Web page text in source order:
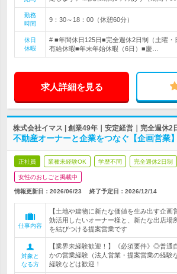
勤務
時間
9：30～18：00（休憩60分）
休日
休暇
# ■年間休日125日■完全週休2日制（土曜
有給休暇■年末年始休暇（6日）■慶…
求人詳細を見る
株式会社イマス | 創業49年｜安定経営｜完全週休2
不動産オーナーと企業をつなぐ【企画営業
正社員 業種未経験OK 学歴不問 完全週休2日制
女性のおしごと掲載中
情報更新日：2026/06/23 終了予定日： 2026/12/14
仕事内容
【土地や建物に新たな価値を生み出す企画
効活用したいオーナー様と、新たな出店場
を結びつける提案営業です
対象と
なる方
【業界未経験歓迎！】《必須要件》◎普
かの営業経験（法人営業・提案営業の経験
経験などは歓迎！